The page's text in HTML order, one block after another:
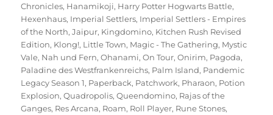
Chronicles, Hanamikoji, Harry Potter Hogwarts Battle,
Hexenhaus, Imperial Settlers, Imperial Settlers - Empires
of the North,Jaipur, Kingdomino, Kitchen Rush Revised
Edition, Klong!, Little Town, Magic - The Gathering, Mystic
Vale, Nah und Fern,Ohanami,On Tour,Onirim, Pagoda,
Paladine des Westfrankenreichs, Palm Island, Pandemic
Legacy Season 1, Paperback, Patchwork, Pharaon, Potion
Explosion,Quadropolis,Queendomino, Rajas of the
Ganges, Res Arcana, Roam, Roll Player, Rune Stones,